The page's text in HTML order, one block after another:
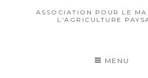
ASSOCIATION POUR LE
L'AGRICULTURE
MENU